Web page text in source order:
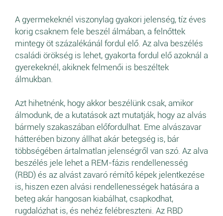
A gyermekeknél viszonylag gyakori jelenség, tíz éves
korig csaknem fele beszél álmában, a felnőttek
mintegy öt százalékánál fordul elő. Az alva beszélés
családi örökség is lehet, gyakorta fordul elő azoknál a
gyerekeknél, akiknek felmenői is beszéltek
álmukban.
Azt hihetnénk, hogy akkor beszélünk csak, amikor
álmodunk, de a kutatások azt mutatják, hogy az alvás
bármely szakaszában előfordulhat. Eme alvászavar
hátterében bizony állhat akár betegség is, bár
többségében ártalmatlan jelenségről van szó. Az alva
beszélés jele lehet a REM-fázis rendellenesség
(RBD) és az alvást zavaró rémítő képek jelentkezése
is, hiszen ezen alvási rendellenességek hatására a
beteg akár hangosan kiabálhat, csapkodhat,
rugdalózhat is, és nehéz felébreszteni. Az RBD